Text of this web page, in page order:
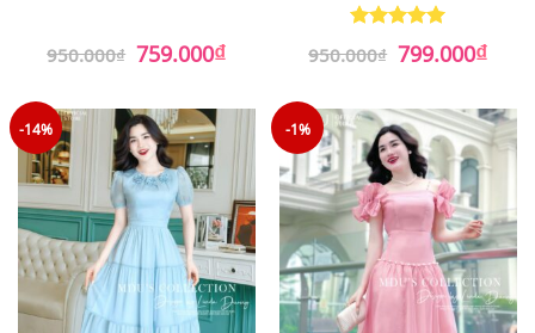
950.000₫ Giá
gốc
759.000₫Giá
hiện
759.000₫.
Được xếp
hạng
55
950.000₫ Giá
gốc
799.000₫Giá
hiện
-14% -1%